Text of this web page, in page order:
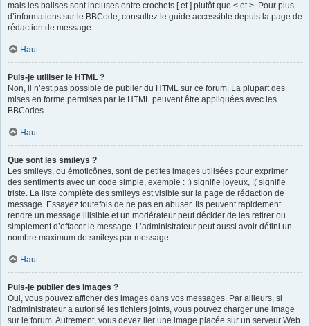
mais les balises sont incluses entre crochets [ et ] plutôt que < et >. Pour plus
d’informations sur le BBCode, consultez le guide accessible depuis la page de
rédaction de message.
Haut
Puis-je utiliser le HTML ?
Non, il n’est pas possible de publier du HTML sur ce forum. La plupart des
mises en forme permises par le HTML peuvent être appliquées avec les
BBCodes.
Haut
Que sont les smileys ?
Les smileys, ou émoticônes, sont de petites images utilisées pour exprimer
des sentiments avec un code simple, exemple : :) signifie joyeux, :( signifie
triste. La liste complète des smileys est visible sur la page de rédaction de
message. Essayez toutefois de ne pas en abuser. Ils peuvent rapidement
rendre un message illisible et un modérateur peut décider de les retirer ou
simplement d’effacer le message. L’administrateur peut aussi avoir défini un
nombre maximum de smileys par message.
Haut
Puis-je publier des images ?
Oui, vous pouvez afficher des images dans vos messages. Par ailleurs, si
l’administrateur a autorisé les fichiers joints, vous pouvez charger une image
sur le forum. Autrement, vous devez lier une image placée sur un serveur Web